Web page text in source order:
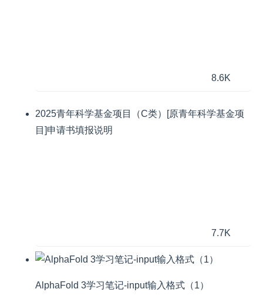
8.6K
2025青年科学基金项目（C类）[原青年科学基金项
目]申请书填报说明
7.7K
AlphaFold 3学习笔记-input输入格式（1）